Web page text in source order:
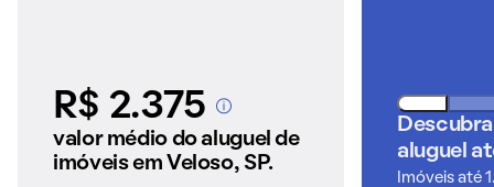
R$ 2.375A partir dos imóveis
anunciados pelo
QuintoAndar
valor médio do aluguel de
imóveis em Veloso, SP.
aluguel
Imóveis até